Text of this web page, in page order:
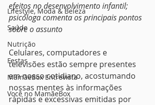
Lifestyle, Moda & Beleza
Saúde
Nutrição
Festas
MamãeBox Entrevista
Você no MamãeBox
efeitos no desenvolvimento infantil;
psicóloga comenta os principais pontos
sobre o assunto
Celulares, computadores e
televisões estão sempre presentes
em nosso cotidiano, acostumando
nossas mentes às informações
rápidas e excessivas emitidas por